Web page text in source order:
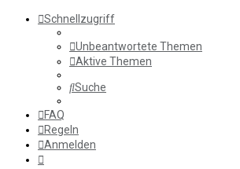
Schnellzugriff
Unbeantwortete Themen
Aktive Themen
Suche
FAQ
Regeln
Anmelden